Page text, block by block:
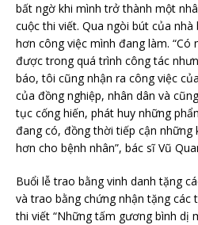
bất ngờ khi mình trở thành một
cuộc thi viết. Qua ngòi bút của
hơn công việc mình đang làm. “Có
được trong quá trình công tác
báo, tôi cũng nhận ra công việc
của đồng nghiệp, nhân dân và
tục cống hiến, phát huy những
đang có, đồng thời tiếp cận
hơn cho bệnh nhân”, bác sĩ Vũ
Buổi lễ trao bằng vinh danh tặng
và trao bằng chứng nhận tặng các
thi viết “Những tấm gương bình dị